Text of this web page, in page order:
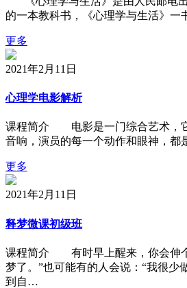
的一本教科书，《心理学与生活》
更多
2021年2月11日
心理学电影解析
课程简介 电影是一门综合艺术，
音响，演员的每一个动作和眼神，都
更多
2021年2月11日
释梦微课初级班
课程简介 有时早上醒来，你会伸
梦了。”也可能有的人会说：“我很
到自…